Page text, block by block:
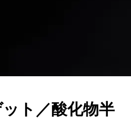
ト／酸化物半